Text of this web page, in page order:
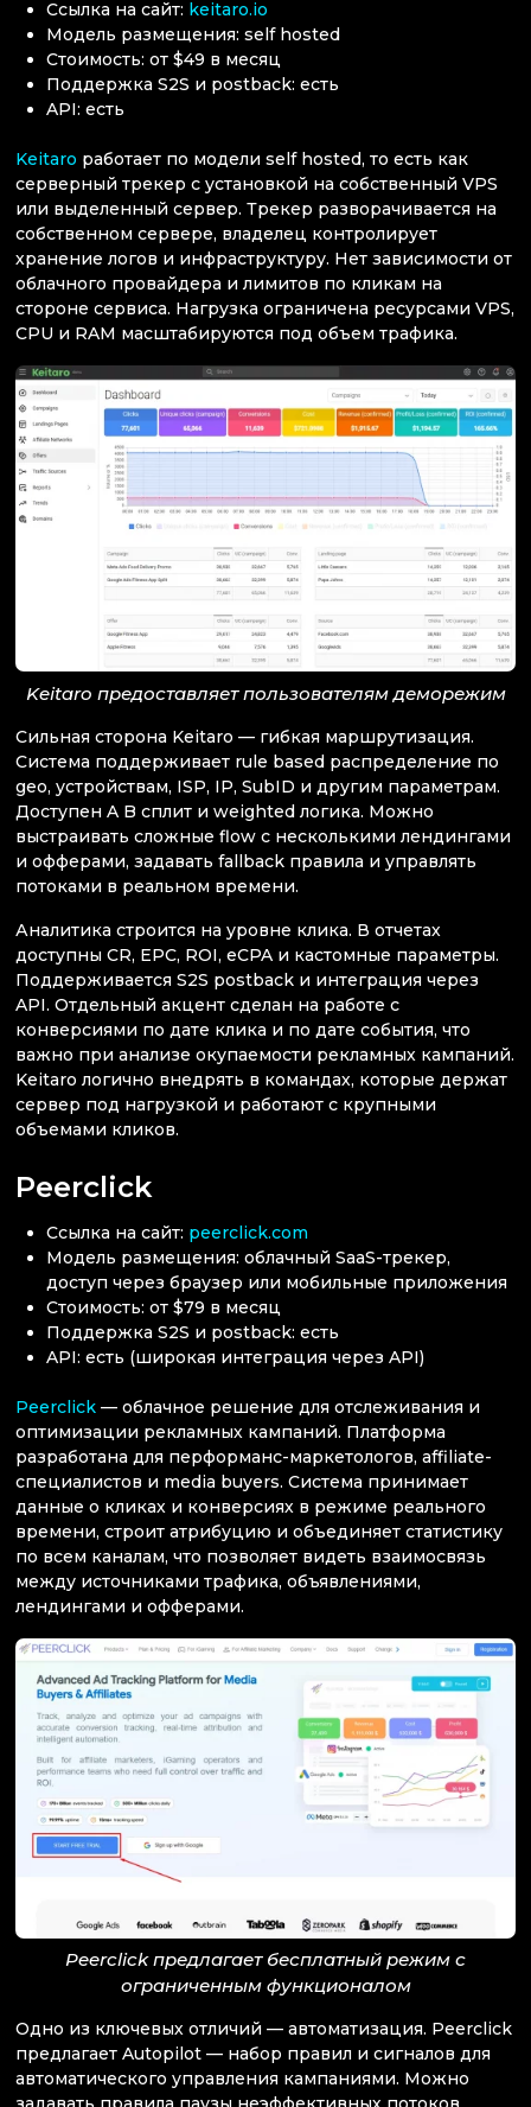
Ссылка на сайт: keitaro.io
Модель размещения: self hosted
Стоимость: от $49 в месяц
Поддержка S2S и postback: есть
API: есть
Keitaro работает по модели self hosted, то есть как
серверный трекер с установкой на собственный VPS
или выделенный сервер. Трекер разворачивается на
собственном сервере, владелец контролирует
хранение логов и инфраструктуру. Нет зависимости от
облачного провайдера и лимитов по кликам на
стороне сервиса. Нагрузка ограничена ресурсами VPS,
CPU и RAM масштабируются под объем трафика.
Keitaro предоставляет пользователям деморежим
Сильная сторона Keitaro — гибкая маршрутизация.
Система поддерживает rule based распределение по
geo, устройствам, ISP, IP, SubID и другим параметрам.
Доступен A B сплит и weighted логика. Можно
выстраивать сложные flow с несколькими лендингами
и офферами, задавать fallback правила и управлять
потоками в реальном времени.
Аналитика строится на уровне клика. В отчетах
доступны CR, EPC, ROI, eCPA и кастомные параметры.
Поддерживается S2S postback и интеграция через
API. Отдельный акцент сделан на работе с
конверсиями по дате клика и по дате события, что
важно при анализе окупаемости рекламных кампаний.
Keitaro логично внедрять в командах, которые держат
сервер под нагрузкой и работают с крупными
объемами кликов.
Peerclick
Ссылка на сайт: peerclick.com
Модель размещения: облачный SaaS-трекер,
доступ через браузер или мобильные приложения
Стоимость: от $79 в месяц
Поддержка S2S и postback: есть
API: есть (широкая интеграция через API)
Peerclick — облачное решение для отслеживания и
оптимизации рекламных кампаний. Платформа
разработана для перформанс-маркетологов, affiliate-
специалистов и media buyers. Система принимает
данные о кликах и конверсиях в режиме реального
времени, строит атрибуцию и объединяет статистику
по всем каналам, что позволяет видеть взаимосвязь
между источниками трафика, объявлениями,
лендингами и офферами.
Peerclick предлагает бесплатный режим с
ограниченным функционалом
Одно из ключевых отличий — автоматизация. Peerclick
предлагает Autopilot — набор правил и сигналов для
автоматического управления кампаниями. Можно